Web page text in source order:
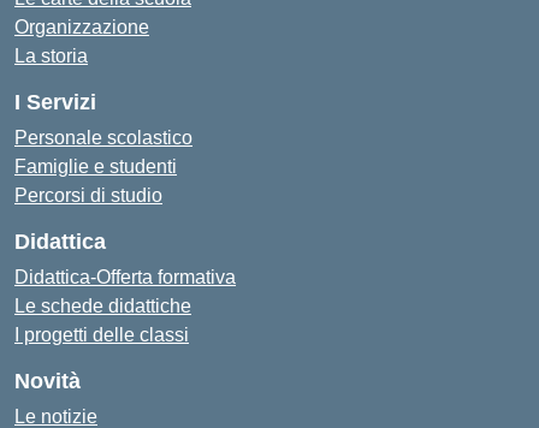
Organizzazione
La storia
I Servizi
Personale scolastico
Famiglie e studenti
Percorsi di studio
Didattica
Didattica-Offerta formativa
Le schede didattiche
I progetti delle classi
Novità
Le notizie